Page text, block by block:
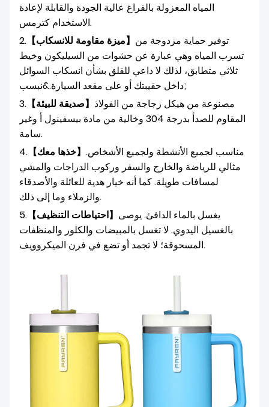
المياه المعزولة بالفراغ عالية الجودة والقابلة لإعادة
الاستخدام كترمس.
2.
【ميزة مقاومة للانسكاب】 توفير حماية مزدوجة من
تسرب المياه وهي عبارة عن حشوات من السيليكون وخيط
ثلاثي متطابق، لذلك لا داعي للقلق بشأن انسكاب السوائل
داخل حقيبتك أو على مقعد السيارة.&نبسب;
3.
【صديقة للبيئة】 مصنوعة من هيكل زجاجة من الفولاذ
المقاوم للصدأ بدرجة 304 وخالية من مادة بيسفينول أ وغير
سامة.
4.
【خذها معك】 مناسب لجميع الأنشطة ولجميع الأشخاص.
مثالي للرياضة والخارج والسفر وركوب الدراجات والمشي
لمسافات طويلة. كما أنه خيار هدية للعائلة والأصدقاء
والزملاء وما إلى ذلك.
5.
【احتياطات التنظيف】 يغسل بالماء الدافئ. يوصى
بالغسيل اليدوي. لا تغسل بالمبيضات والكلور والمنظفات
المسحوقة؛ لا تجمد أو تضع في فرن الميكروويف.